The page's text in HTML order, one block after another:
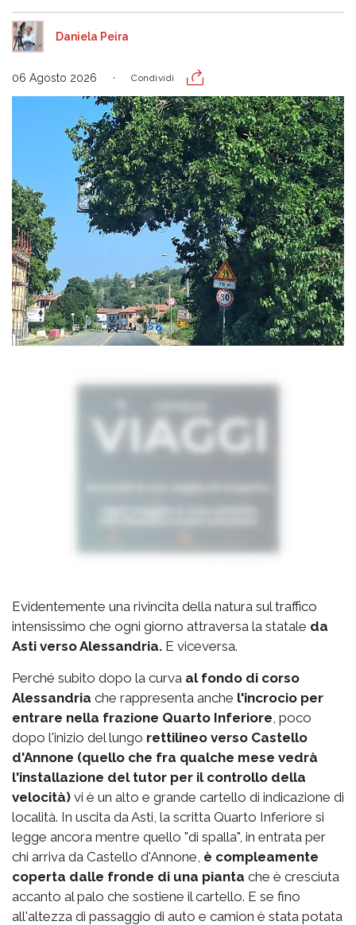
Daniela Peira
06 Agosto 2026 Condividi
Evidentemente una rivincita della natura sul traffico
intensissimo che ogni giorno attraversa la statale da
Asti verso Alessandria. E viceversa.
Perché subito dopo la curva al fondo di corso
Alessandria che rappresenta anche l'incrocio per
entrare nella frazione Quarto Inferiore , poco
dopo l'inizio del lungo rettilineo verso Castello
d'Annone (quello che fra qualche mese vedrà
l'installazione del tutor per il controllo della
velocità) vi è un alto e grande cartello di indicazione di
località. In uscita da Asti, la scritta Quarto Inferiore si
legge ancora mentre quello "di spalla", in entrata per
chi arriva da Castello d'Annone, è compleamente
coperta dalle fronde di una pianta che è cresciuta
accanto al palo che sostiene il cartello. E se fino
all'altezza di passaggio di auto e camion è stata potata